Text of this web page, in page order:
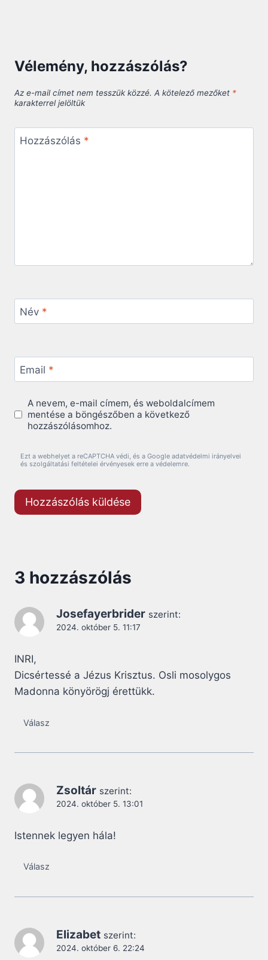
Vélemény, hozzászólás?
Az e-mail címet nem tesszük közzé. A kötelező mezőket *
karakterrel jelöltük
Hozzászólás *
Név *
Email *
A nevem, e-mail címem, és weboldalcímem
mentése a böngészőben a következő
hozzászólásomhoz.
Ezt a webhelyet a reCAPTCHA védi, és a Google adatvédelmi irányelvei
és szolgáltatási feltételei érvényesek erre a védelemre.
3 hozzászólás
Josefayerbrider szerint:
2024. október 5. 11:17
INRI,
Dicsértessé a Jézus Krisztus. Osli mosolygos
Madonna könyörögj érettükk.
Válasz
Zsoltár szerint:
2024. október 5. 13:01
Istennek legyen hála!
Válasz
Elizabet szerint:
2024. október 6. 22:24